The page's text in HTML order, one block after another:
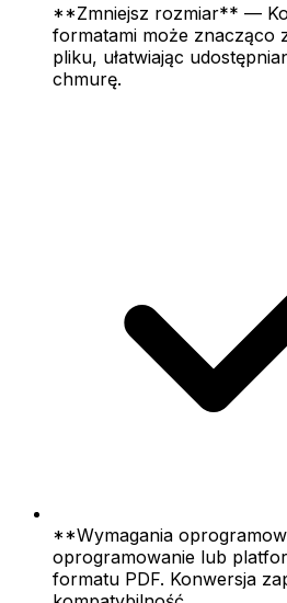
**Zmniejsz rozmiar** —
formatami może znacząco
pliku, ułatwiając
chmurę.
**Wymagania
oprogramowanie lub
formatu PDF. Konwersja